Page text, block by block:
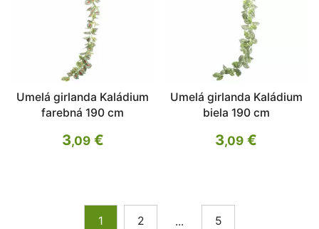
Umelá girlanda Kaládium
farebná 190 cm
3,09€
Umelá girlanda Kaládium
biela 190 cm
3,09 €
1 2 ... 5